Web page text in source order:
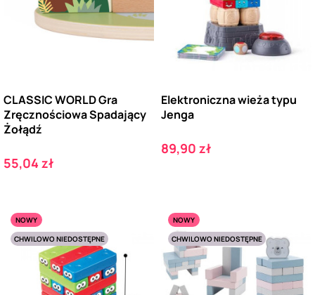
CLASSIC WORLD Gra
Zręcznościowa Spadający
Żołądź
Cena
55,04 zł
Elektroniczna wieża typu
Jenga
Cena
89,90 zł
NOWY
CHWILOWO NIEDOSTĘPNE
NOWY
CHWILOWO NIEDOSTĘPNE